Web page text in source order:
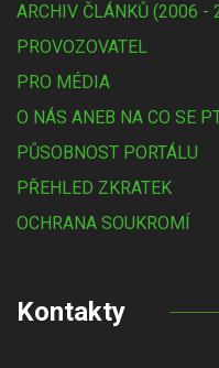
ARCHIV ČLÁNKŮ (2006 -
PROVOZOVATEL
PRO MÉDIA
O NÁS ANEB NA CO SE
PŮSOBNOST PORTÁLU
PŘEHLED ZKRATEK
OCHRANA SOUKROMÍ
Kontakty